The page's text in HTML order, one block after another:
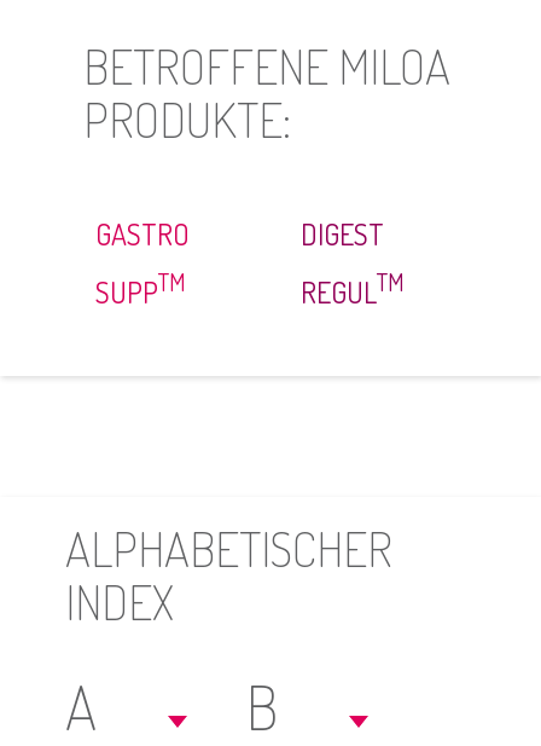
BETROFFENE MILOA
PRODUKTE:
GASTRO
SUPPTM
DIGEST
REGULTM
ALPHABETISCHER
INDEX
A
B